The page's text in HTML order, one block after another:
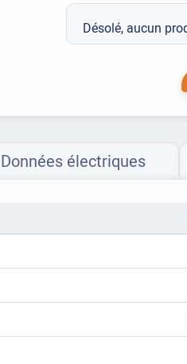
Désolé, aucun
Données électriques